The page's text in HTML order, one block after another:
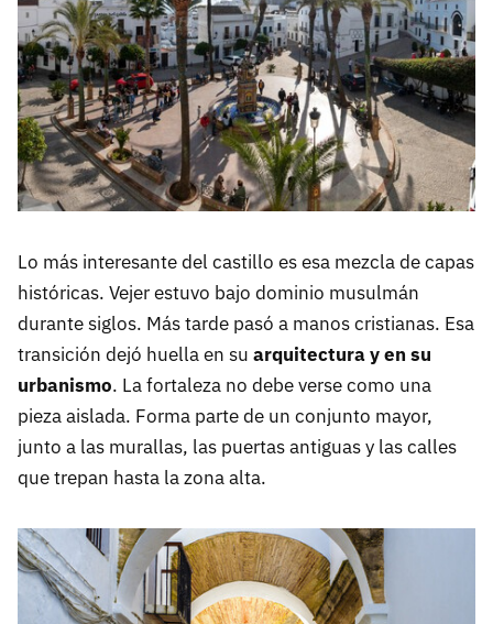
Lo más interesante del castillo es esa mezcla de capas
históricas. Vejer estuvo bajo dominio musulmán
durante siglos. Más tarde pasó a manos cristianas. Esa
transición dejó huella en su arquitectura y en su
urbanismo. La fortaleza no debe verse como una
pieza aislada. Forma parte de un conjunto mayor,
junto a las murallas, las puertas antiguas y las calles
que trepan hasta la zona alta.